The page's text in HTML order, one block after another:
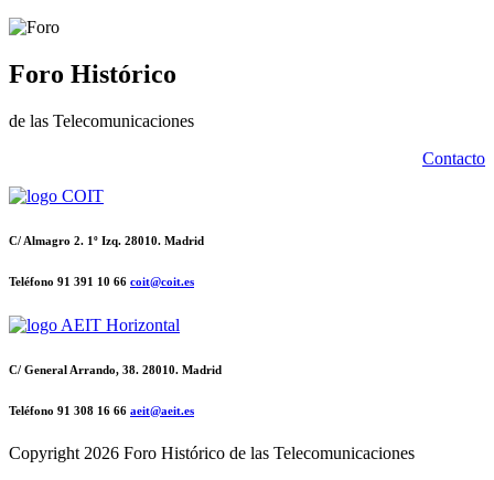
Foro Histórico
de las Telecomunicaciones
Contacto
C/ Almagro 2. 1º Izq. 28010. Madrid
Teléfono 91 391 10 66 coit@coit.es
C/ General Arrando, 38. 28010. Madrid
Teléfono 91 308 16 66 aeit@aeit.es
Copyright2026 Foro Histórico de las Telecomunicaciones